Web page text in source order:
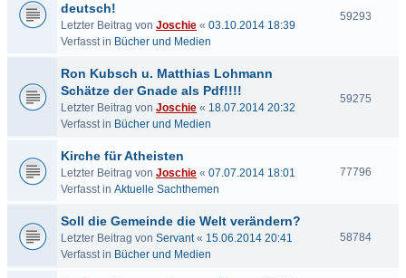
deutsch!
Letzter Beitrag von Joschie « 03.10.2014 18:39
Verfasst in Bücher und Medien
59293
Ron Kubsch u. Matthias Lohmann
Schätze der Gnade als Pdf!!!!
Letzter Beitrag von Joschie « 18.07.2014 20:32
Verfasst in Bücher und Medien
59275
Kirche für Atheisten
Letzter Beitrag von Joschie « 07.07.2014 18:01
Verfasst in Aktuelle Sachthemen
77796
Soll die Gemeinde die Welt verändern?
Letzter Beitrag von Servant« 15.06.2014 20:41
Verfasst in Bücher und Medien
58784